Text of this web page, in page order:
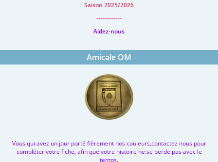
Saison 2025/2026
-------------
Aidez-nous
Amicale OM
Vous qui avez un jour porté fièrement nos couleurs,contactez nous pour
compléter votre fiche, afin que votre histoire ne se perde pas avec le
temps.